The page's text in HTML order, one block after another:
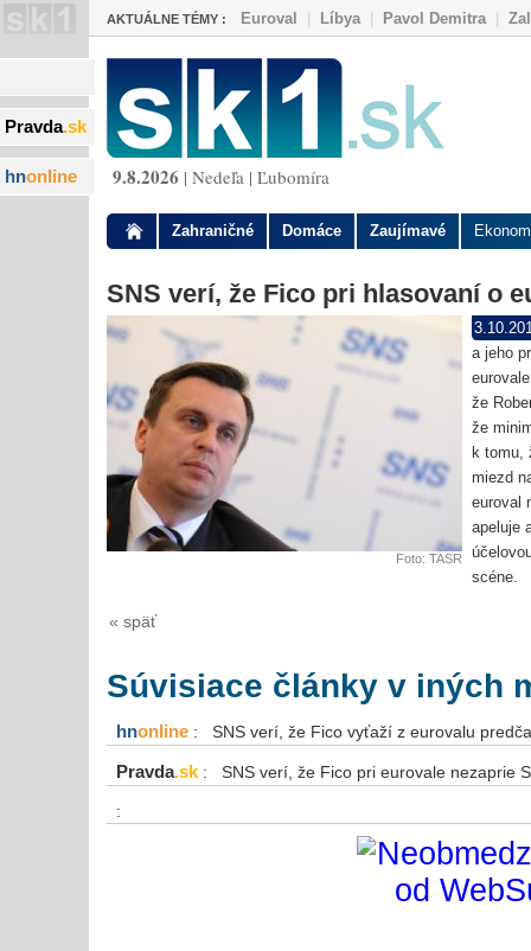
Pravda.sk
hnonline
AKTUÁLNE TÉMY : Euroval Líbya| Pavol Demitra|
9.8.2026 | Nedeľa | Ľubomíra
Zahraničné Domáce Zaujímavé
SNS verí, že Fico pri hlasovaní o
Foto: TASR
a jeho
že
že
k tomu,
miezd
euroval
apeluje
scéne.
« späť
Súvisiace články v iných
hnonline : SNS verí, že Fico vyťaží z eurovalu
Pravda.sk : SNS verí, že Fico pri eurovale nezaprie
: